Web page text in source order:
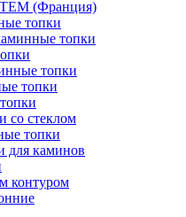
(Франция)
топки
топки
топки
топки
со стеклом
топки
для каминов
контуром